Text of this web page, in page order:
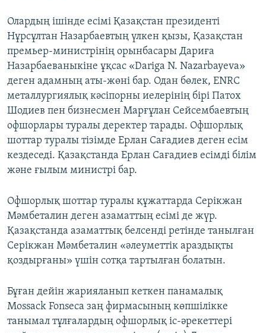
Олардың ішінде есімі Қазақстан президенті
Нұрсұлтан Назарбаевтың үлкен қызы, Қазақстан
премьер-министрінің орынбасары Дариға
Назарбаеваныкіне ұқсас «Dariga N. Nazarbayeva»
деген адамның аты-жөні бар. Одан бөлек, ENRC
металлургиялық кәсіпорны иелерінің бірі Патох
Шодиев пен бизнесмен Марғұлан Сейсембаевтың
офшорлары туралы деректер тарады. Офшорлық
шоттар туралы тізімде Ерлан Сағадиев деген есім
кездеседі. Қазақстанда Ерлан Сағадиев есімді білім
және ғылым министрі бар.
Офшорлық шоттар туралы құжаттарда Серікжан
Мәмбеталин деген азаматтың есімі де жүр.
Қазақстанда азаматтық белсенді ретінде танылған
Серікжан Мәмбеталин «әлеуметтік араздықты
қоздырғаны» үшін сотқа тартылған болатын.
Бұған дейін жарияланып кеткен панамалық
Mossack Fonseca заң фирмасының көпшілікке
танымал тұлғалардың офшорлық іс-әрекеттері